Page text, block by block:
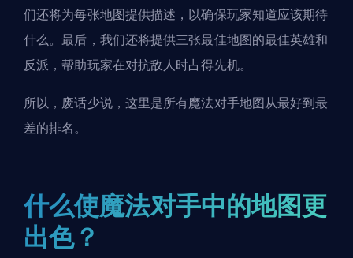
们还将为每张地图提供描述，以确保玩家知道应该期待
什么。最后，我们还将提供三张最佳地图的最佳英雄和
反派，帮助玩家在对抗敌人时占得先机。
所以，废话少说，这里是所有魔法对手地图从最好到最
差的排名。
什么使魔法对手中的地图更
出色？